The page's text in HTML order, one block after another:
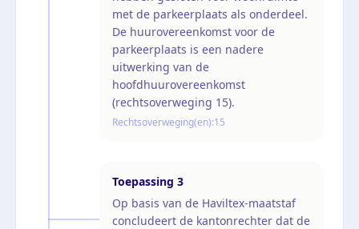
met de parkeerplaats als onderdeel.
De huurovereenkomst voor de
parkeerplaats is een nadere
uitwerking van de
hoofdhuurovereenkomst
(rechtsoverweging 15).
Rechtsoverweging(en):15
Toepassing 3
Op basis van de Haviltex-maatstaf
concludeert de kantonrechter dat de